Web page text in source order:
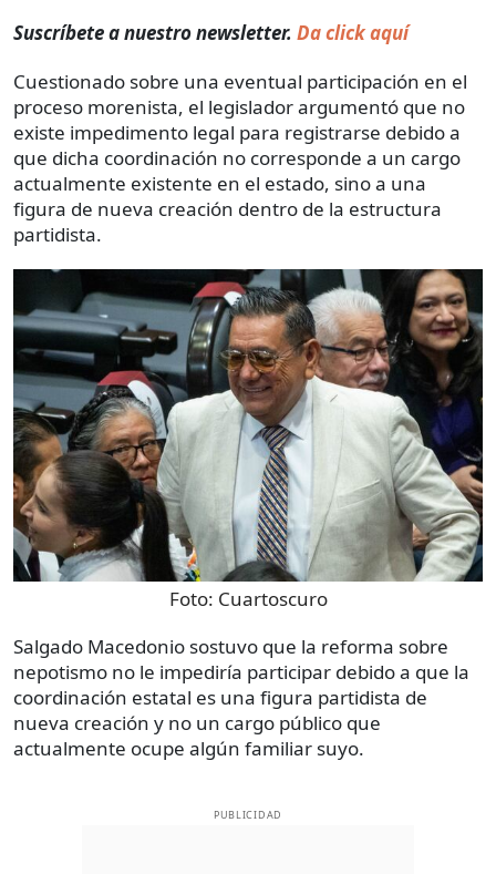
Suscríbete a nuestro newsletter. Da click aquí
Cuestionado sobre una eventual participación en el
proceso morenista, el legislador argumentó que no
existe impedimento legal para registrarse debido a
que dicha coordinación no corresponde a un cargo
actualmente existente en el estado, sino a una
figura de nueva creación dentro de la estructura
partidista.
Foto: Cuartoscuro
Salgado Macedonio sostuvo que la reforma sobre
nepotismo no le impediría participar debido a que la
coordinación estatal es una figura partidista de
nueva creación y no un cargo público que
actualmente ocupe algún familiar suyo.
PUBLICIDAD